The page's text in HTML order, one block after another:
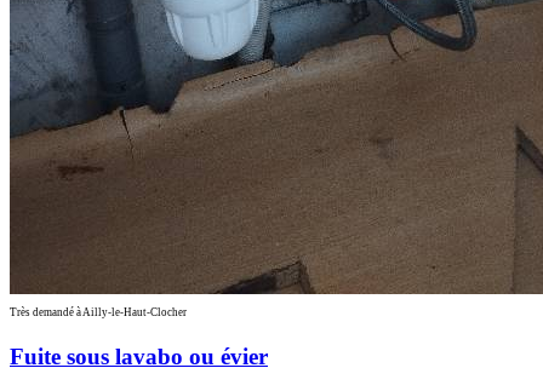
Très demandé à Ailly-le-Haut-Clocher
Fuite sous lavabo ou évier